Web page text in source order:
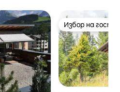
Избор на
Избор на